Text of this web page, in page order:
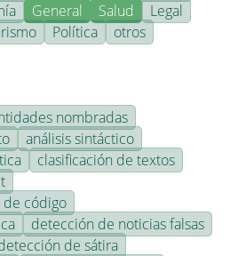
General Salud
Legal
Política otros
nombradas
análisis sintáctico
clasificación de textos
código
detección de noticias falsas
de sátira